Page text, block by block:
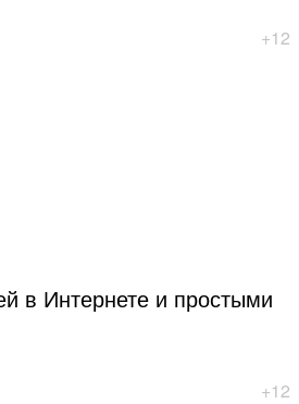
+12
в Интернете и простыми
+12